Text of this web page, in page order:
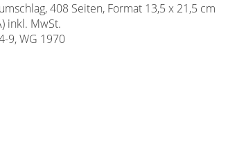
408 Seiten, Format 13,5 x 21,5 cm
inkl. MwSt.
9, WG 1970